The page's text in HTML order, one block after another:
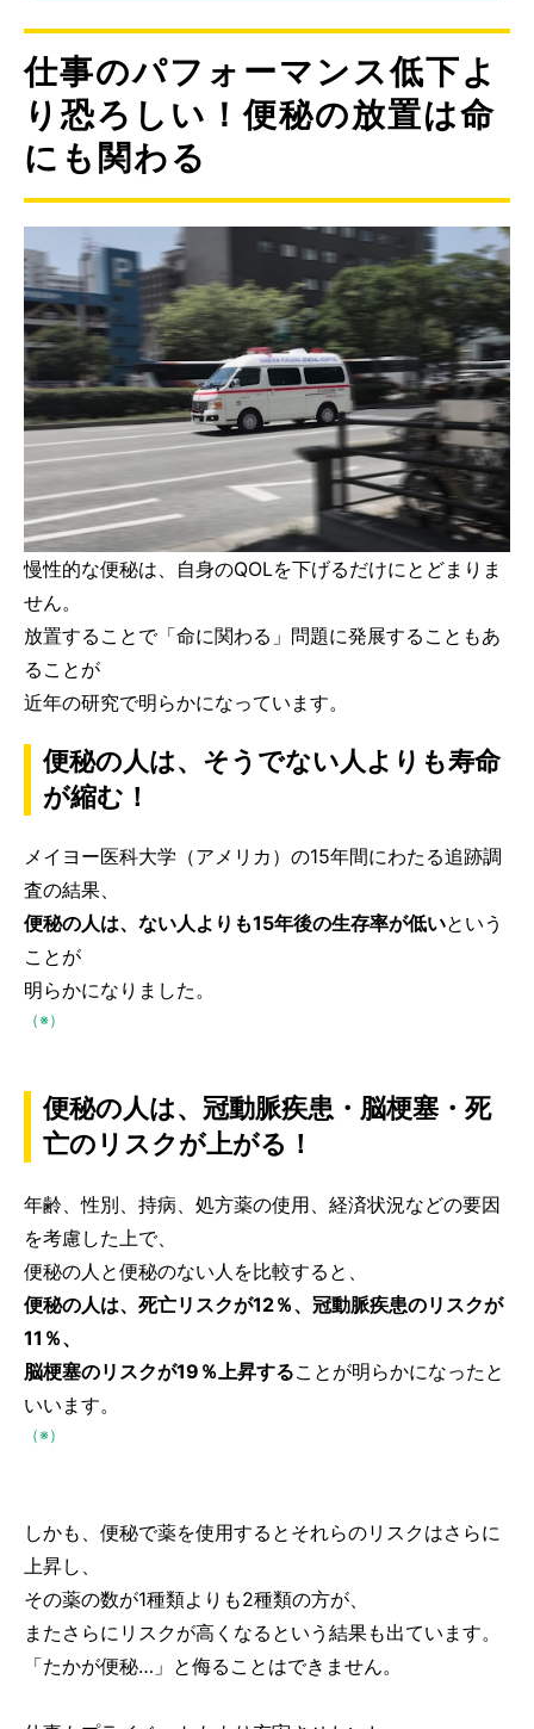
仕事のパフォーマンス低下よ
り恐ろしい！便秘の放置は命
にも関わる
慢性的な便秘は、自身のQOLを下げるだけにとどまりま
せん。
放置することで「命に関わる」問題に発展することもあ
ることが
近年の研究で明らかになっています。
便秘の人は、そうでない人よりも寿命
が縮む！
メイヨー医科大学（アメリカ）の15年間にわたる追跡調
査の結果、
便秘の人は、ない人よりも15年後の生存率が低いという
ことが
明らかになりました。
（※）
便秘の人は、冠動脈疾患・脳梗塞・死
亡のリスクが上がる！
年齢、性別、持病、処方薬の使用、経済状況などの要因
を考慮した上で、
便秘の人と便秘のない人を比較すると、
便秘の人は、死亡リスクが12％、冠動脈疾患のリスクが
11％、
脳梗塞のリスクが19％上昇することが明らかになったと
いいます。
（※）
しかも、便秘で薬を使用するとそれらのリスクはさらに
上昇し、
その薬の数が1種類よりも2種類の方が、
またさらにリスクが高くなるという結果も出ています。
「たかが便秘…」と侮ることはできません。